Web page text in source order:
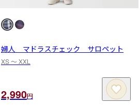
婦人 マドラスチェック サロペット
XS 〜 XXL
2,990円